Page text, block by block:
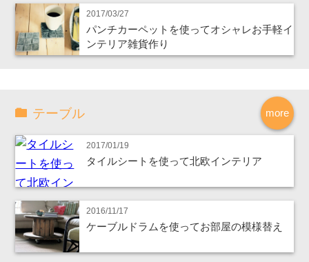
2017/03/27
パンチカーペットを使ってオシャレお手軽イ
ンテリア雑貨作り
more
テーブル
2017/01/19
タイルシートを使って北欧インテリア
2016/11/17
ケーブルドラムを使ってお部屋の模様替え